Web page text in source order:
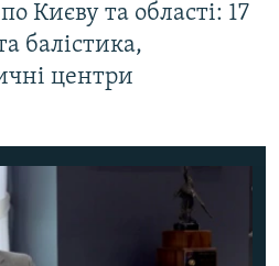
Києву та області: 17
балістика,
центри